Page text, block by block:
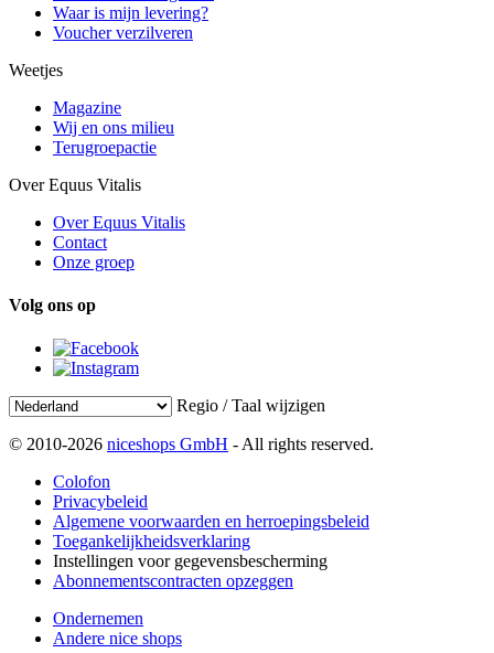
Waar is mijn levering?
Voucher verzilveren
Weetjes
Magazine
Wij en ons milieu
Terugroepactie
Over Equus Vitalis
Over Equus Vitalis
Contact
Onze groep
Volg ons op
Regio / Taal wijzigen
© 2010-2026 niceshops GmbH - All rights reserved.
Colofon
Privacybeleid
Algemene voorwaarden en herroepingsbeleid
Toegankelijkheidsverklaring
Instellingen voor gegevensbescherming
Abonnementscontracten opzeggen
Ondernemen
Andere nice shops